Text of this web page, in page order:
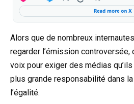
Alors que de nombreux
regarder l’émission controversée,
voix pour exiger des médias
plus grande responsabilité dans
l’égalité.